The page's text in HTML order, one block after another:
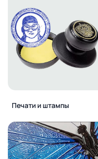
Печати и штампы